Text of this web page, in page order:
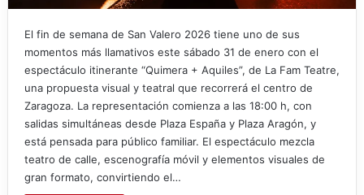
El fin de semana de San Valero 2026 tiene uno de sus
momentos más llamativos este sábado 31 de enero con el
espectáculo itinerante “Quimera + Aquiles”, de La Fam Teatre,
una propuesta visual y teatral que recorrerá el centro de
Zaragoza. La representación comienza a las 18:00 h, con
salidas simultáneas desde Plaza España y Plaza Aragón, y
está pensada para público familiar. El espectáculo mezcla
teatro de calle, escenografía móvil y elementos visuales de
gran formato, convirtiendo el…